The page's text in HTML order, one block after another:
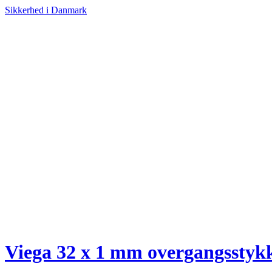
Sikkerhed i Danmark
Viega 32 x 1 mm